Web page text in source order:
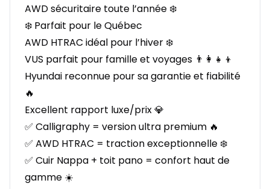
AWD sécuritaire toute l’année ❄️
❄️ Parfait pour le Québec
AWD HTRAC idéal pour l’hiver ❄️
VUS parfait pour famille et voyages 👨‍👩‍👧‍👦
Hyundai reconnue pour sa garantie et fiabilité
🔥
Excellent rapport luxe/prix 💎
✅ Calligraphy = version ultra premium 🔥
✅ AWD HTRAC = traction exceptionnelle ❄️
✅ Cuir Nappa + toit pano = confort haut de
gamme ☀️